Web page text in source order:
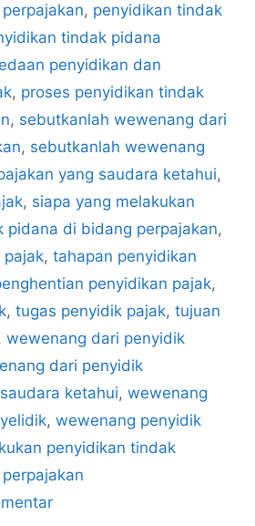
, penyidikan tindak
tindak pidana
penyidikan dan
, proses penyidikan tindak
, sebutkanlah wewenang dari
, sebutkanlah wewenang
yang saudara ketahui,
, siapa yang melakukan
pidana di bidang perpajakan,
pajak, tahapan penyidikan
penyidikan pajak,
, tugas penyidik pajak, tujuan
wewenang dari penyidik
dari penyidik
ketahui, wewenang
, wewenang penyidik
penyidikan tindak